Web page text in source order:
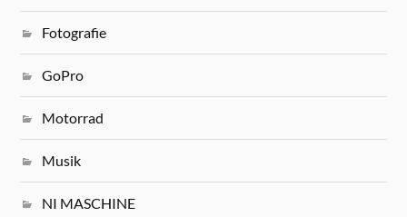
Fotografie
GoPro
Motorrad
Musik
NI MASCHINE